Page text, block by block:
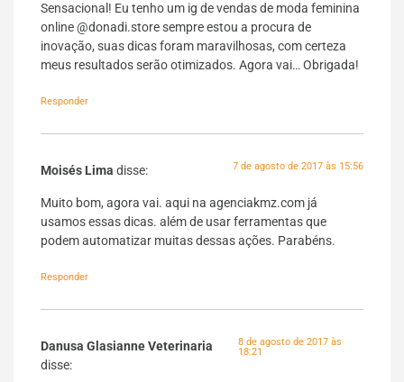
Sensacional! Eu tenho um ig de vendas de moda feminina
online @donadi.store sempre estou a procura de
inovação, suas dicas foram maravilhosas, com certeza
meus resultados serão otimizados. Agora vai… Obrigada!
Responder
Moisés Lima disse: 7 de agosto de 2017 às 15:56
Muito bom, agora vai. aqui na agenciakmz.com já
usamos essas dicas. além de usar ferramentas que
podem automatizar muitas dessas ações. Parabéns.
Responder
Danusa Glasianne Veterinaria
disse:
8 de agosto de 2017 às
18:21